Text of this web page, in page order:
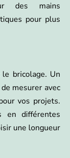
des mains
pour plus
bricolage. Un
mesurer avec
vos projets.
en différentes
une longueur